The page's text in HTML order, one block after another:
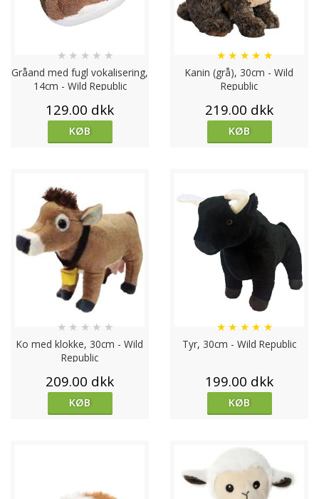
Gråand med fugl vokalisering,
14cm - Wild Republic
★ ★ ★ ★ ★
129.00 dkk
KØB
Kanin (grå), 30cm - Wild
Republic
★ ★ ★ ★ ★
219.00 dkk
KØB
Ko med klokke, 30cm - Wild
Republic
★ ★ ★ ★ ★
209.00 dkk
KØB
Tyr, 30cm - Wild Republic
★ ★ ★ ★ ★
199.00 dkk
KØB